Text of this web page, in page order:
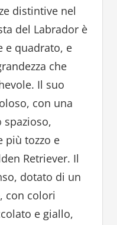
distintive nel
del Labrador è
e quadrato, e
che
Il suo
con una
spazioso,
più tozzo e
Retriever. Il
dotato di un
con colori
e giallo,